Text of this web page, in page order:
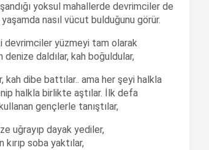
yoksul mahallerde devrimciler de
nasıl vücut bulduğunu görür.
devrimciler yüzmeyi tam olarak
denize daldılar, kah boğuldular,
kah dibe battılar.. ama her şeyi halkla
halkla birlikte aştılar. İlk defa
gençlerle tanıştılar,
uğrayıp dayak yediler,
soba yaktılar,